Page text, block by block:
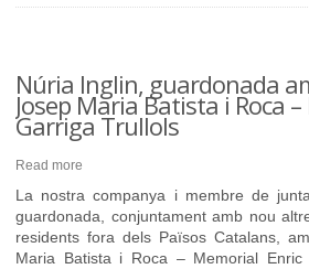
Núria Inglin, guardonada
Josep Maria Batista i Roca
Garriga Trullols
Read more
La nostra companya i membre de
guardonada, conjuntament amb nou
residents fora dels Països Catalans,
Maria Batista i Roca – Memorial